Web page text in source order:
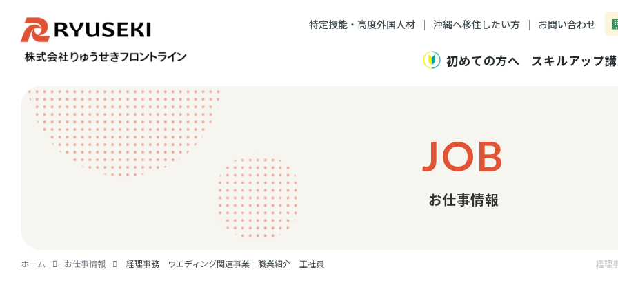
特定技能・高度外国人材 沖縄へ移住したい方 お問い合わせ
初めての方へ スキルアップ
ホーム お仕事情報 経理事務 ウエディング関連事業 職業紹介 正社員
JOB
お仕事情報